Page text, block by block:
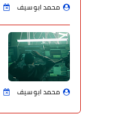
محمد ابو سيف
محمد ابو سيف